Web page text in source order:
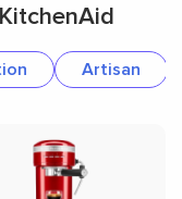
Artisan